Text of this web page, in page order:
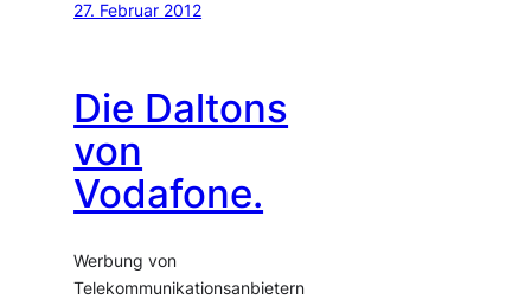
27. Februar 2012
Die Daltons
von
Vodafone.
Werbung von
Telekommunikationsanbietern